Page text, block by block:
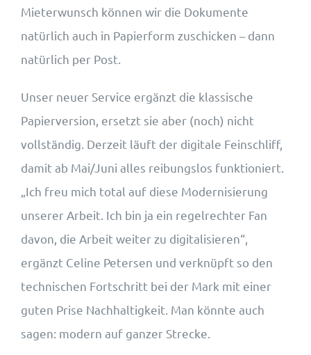
Mieterwunsch können wir die Dokumente
natürlich auch in Papierform zuschicken – dann
natürlich per Post.
Unser neuer Service ergänzt die klassische
Papierversion, ersetzt sie aber (noch) nicht
vollständig. Derzeit läuft der digitale Feinschliff,
damit ab Mai/Juni alles reibungslos funktioniert.
„Ich freu mich total auf diese Modernisierung
unserer Arbeit. Ich bin ja ein regelrechter Fan
davon, die Arbeit weiter zu digitalisieren“,
ergänzt Celine Petersen und verknüpft so den
technischen Fortschritt bei der Mark mit einer
guten Prise Nachhaltigkeit. Man könnte auch
sagen: modern auf ganzer Strecke.